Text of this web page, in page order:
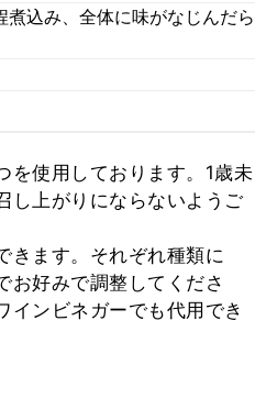
込み、全体に味がなじんだら
を使用しております。1歳未
し上がりにならないようご
きます。それぞれ種類に
お好みで調整してくださ
インビネガーでも代用でき